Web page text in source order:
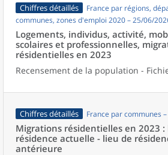
Chiffres détaillés
France par régions,
communes, zones d'emploi 2020 – 25/06/
Logements, individus, activité,
scolaires et professionnelles,
résidentielles en 2023
Recensement de la population -
Chiffres détaillés France par communes
Migrations résidentielles en 2023 :
résidence actuelle - lieu de
antérieure